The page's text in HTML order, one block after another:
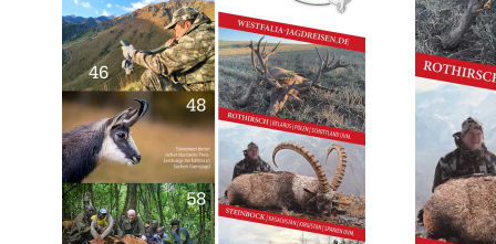
Ausgabenart
Print
12,00 €
Sofort lieferbar
Digital
11,00 € Sofort lieferbar
Zum Warenkorb hinzufügen
Zur Wunschliste hinzufügen